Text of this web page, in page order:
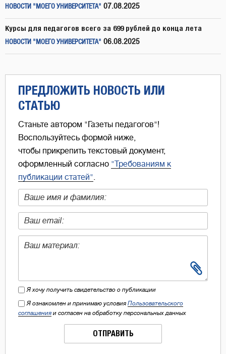
НОВОСТИ "МОЕГО УНИВЕРСИТЕТА" 07.08.2025
Курсы для педагогов всего за 699 рублей до конца лета
НОВОСТИ "МОЕГО УНИВЕРСИТЕТА" 06.08.2025
ПРЕДЛОЖИТЬ НОВОСТЬ ИЛИ
СТАТЬЮ
Станьте автором "Газеты педагогов"!
Воспользуйтесь формой ниже,
чтобы прикрепить текстовый документ,
оформленный согласно "Требованиям к
публикации статей"
Я хочу получить свидетельство о публикации
Я ознакомлен и принимаю условия Пользовательского
соглашения и согласен на обработку персональных данных
ОТПРАВИТЬ